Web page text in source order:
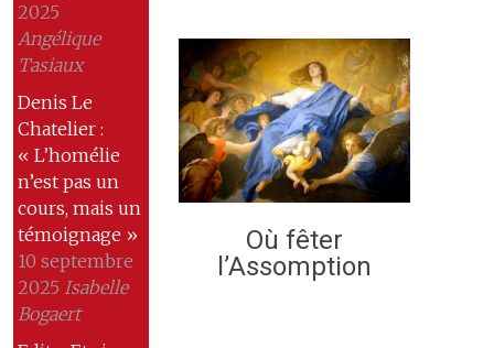
2025
Angélique
Tasiaux
Denis Le
Chatelier :
« L’homélie
n’est pas un
cours, mais un
témoignage »
10 septembre
2025 Isabelle
Bogaert
Où fêter
l’Assomption